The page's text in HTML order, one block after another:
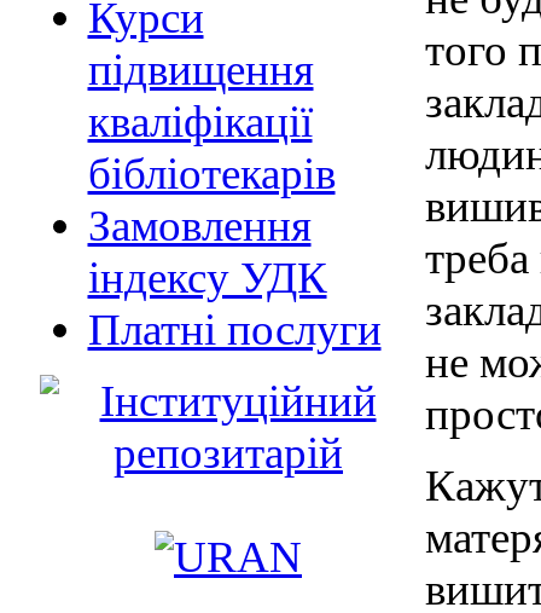
Курси
підвищення
кваліфікації
бібліотекарів
Замовлення
індексу УДК
Платні послуги
того
не